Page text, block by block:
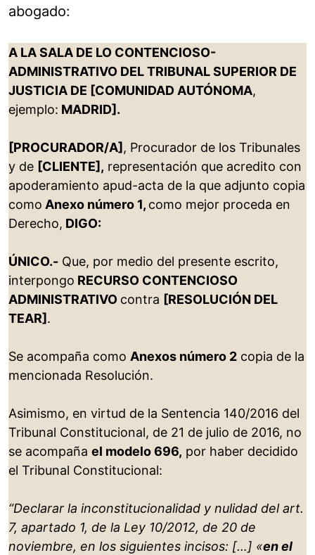
abogado:
A LA SALA DE LO CONTENCIOSO-
ADMINISTRATIVO DEL TRIBUNAL SUPERIOR DE
JUSTICIA DE [COMUNIDAD AUTÓNOMA,
ejemplo: MADRID].
[PROCURADOR/A] , Procurador de los Tribunales
y de [CLIENTE], representación que acredito con
apoderamiento apud-acta de la que adjunto copia
como Anexo número 1, como mejor proceda en
Derecho, DIGO:
ÚNICO.- Que, por medio del presente escrito,
interpongo RECURSO CONTENCIOSO
ADMINISTRATIVO contra [RESOLUCIÓN DEL
TEAR] .
Se acompaña como Anexos número 2 copia de la
mencionada Resolución.
Asimismo, en virtud de la Sentencia 140/2016 del
Tribunal Constitucional, de 21 de julio de 2016, no
se acompaña el modelo 696, por haber decidido
el Tribunal Constitucional:
“Declarar la inconstitucionalidad y nulidad del art.
7, apartado 1, de la Ley 10/2012, de 20 de
noviembre, en los siguientes incisos: […] «en el